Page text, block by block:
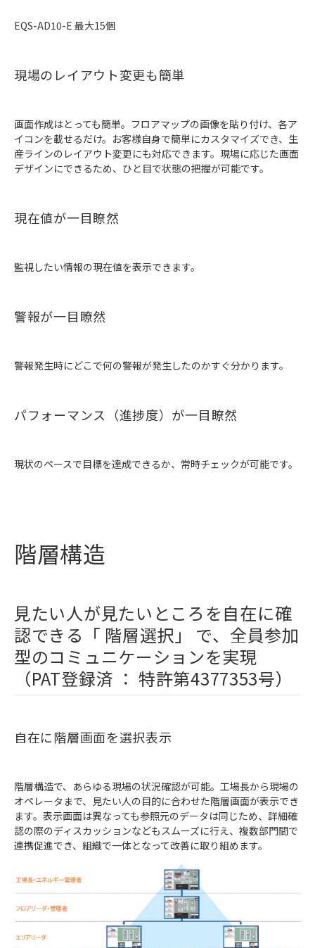
EQS-AD10-E 最大15個
現場のレイアウト変更も簡単
画面作成はとっても簡単。フロアマップの画像を貼り付け、各ア
イコンを載せるだけ。お客様自身で簡単にカスタマイズでき、生
産ラインのレイアウト変更にも対応できます。現場に応じた画面
デザインにできるため、ひと目で状態の把握が可能です。
現在値が一目瞭然
監視したい情報の現在値を表示できます。
警報が一目瞭然
警報発生時にどこで何の警報が発生したのかすぐ分かります。
パフォーマンス（進捗度）が一目瞭然
現状のペースで目標を達成できるか、常時チェックが可能です。
階層構造
見たい人が見たいところを自在に確
認できる「 階層選択」 で、全員参加
型のコミュニケーションを実現
（PAT登録済 ： 特許第4377353号）
自在に階層画面を選択表示
階層構造で、あらゆる現場の状況確認が可能。工場長から現場の
オペレータまで、見たい人の目的に合わせた階層画面が表示でき
ます。表示画面は異なっても参照元のデータは同じため、詳細確
認の際のディスカッションなどもスムーズに行え、複数部門間で
連携促進でき、組織で一体となって改善に取り組めます。